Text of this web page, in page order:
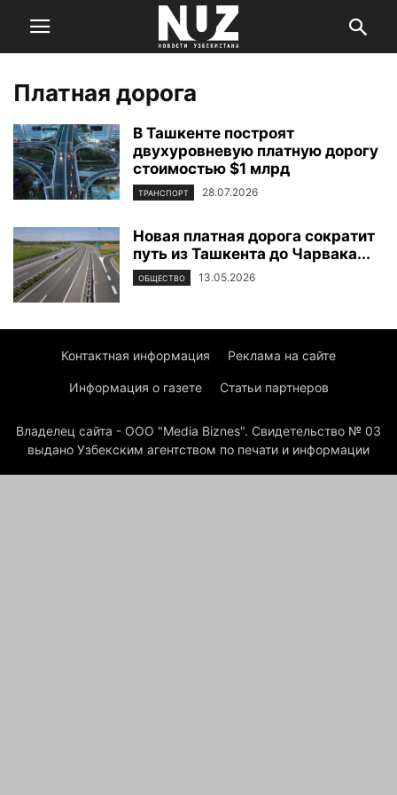
Платная дорога
В Ташкенте построят
двухуровневую платную дорогу
стоимостью $1 млрд
ТРАНСПОРТ 28.07.2026
Новая платная дорога сократит
путь из Ташкента до Чарвака...
ОБЩЕСТВО 13.05.2026
Контактная информация Реклама на сайте
Информация о газете Статьи партнеров
Владелец сайта - ООО "Media Biznes". Свидетельство № 03
выдано Узбекским агентством по печати и информации